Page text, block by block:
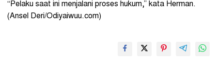
“Pelaku saat ini menjalani proses hukum,” kata Herman.
(Ansel Deri/Odiyaiwuu.com)